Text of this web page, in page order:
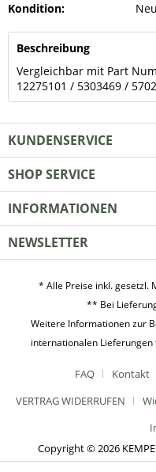
Kondition:
Neu
Beschreibung
Vergleichbar mit Part
12275101 / 5303469 /
KUNDENSERVICE
SHOP SERVICE
INFORMATIONEN
NEWSLETTER
* Alle Preise inkl. gesetzl.
** Bei
Weitere Informationen zur
internationalen Lieferungen
FAQ Kontakt
VERTRAG WIDERRUFEN
Copyright © 2026